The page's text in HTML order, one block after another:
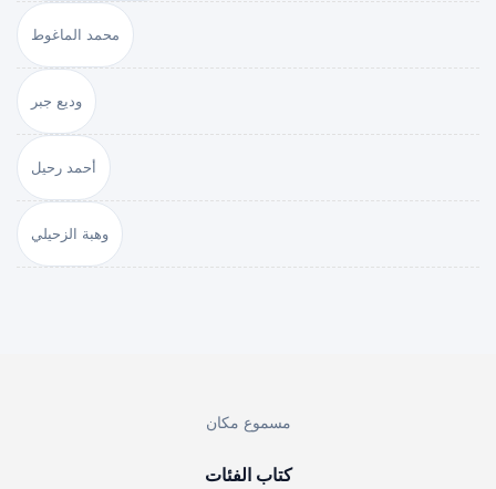
محمد الماغوط
وديع جبر
أحمد رحيل
وهبة الزحيلي
مسموع مكان
كتاب الفئات